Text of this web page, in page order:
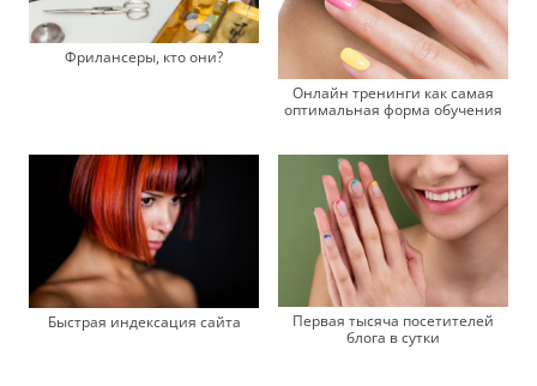
Фрилансеры, кто они?
Онлайн тренинги как самая
оптимальная форма обучения
Быстрая индексация сайта
Первая тысяча посетителей
блога в сутки